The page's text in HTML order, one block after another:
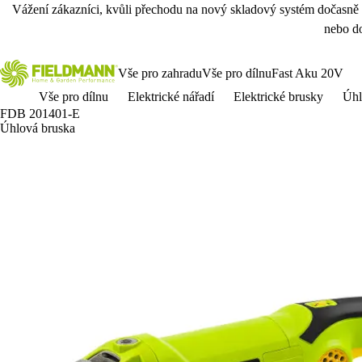
Vážení zákazníci, kvůli přechodu na nový skladový systém
nebo
Vše pro zahraduVše pro dílnuFast Aku 20V
Vše pro dílnu
Elektrické nářadí Elektrické brusky
FDB 201401-E
Úhlová bruska